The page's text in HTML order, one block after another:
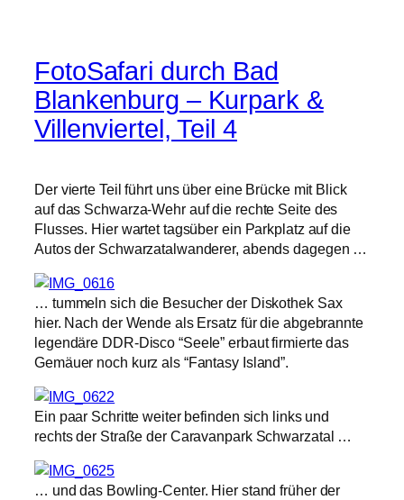
FotoSafari durch Bad
Blankenburg – Kurpark &
Villenviertel, Teil 4
Der vierte Teil führt uns über eine Brücke mit Blick
auf das Schwarza-Wehr auf die rechte Seite des
Flusses. Hier wartet tagsüber ein Parkplatz auf die
Autos der Schwarzatalwanderer, abends dagegen …
… tummeln sich die Besucher der Diskothek Sax
hier. Nach der Wende als Ersatz für die abgebrannte
legendäre DDR-Disco “Seele” erbaut firmierte das
Gemäuer noch kurz als “Fantasy Island”.
Ein paar Schritte weiter befinden sich links und
rechts der Straße der Caravanpark Schwarzatal …
… und das Bowling-Center. Hier stand früher der